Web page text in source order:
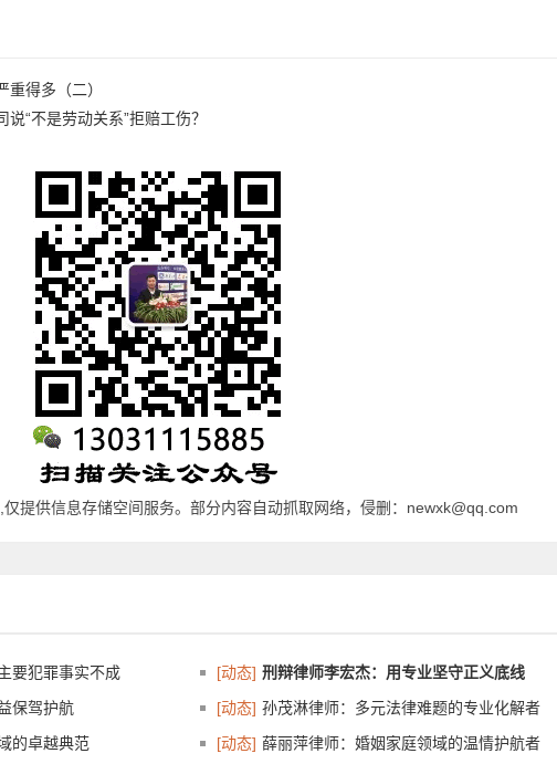
得多（二）
“不是劳动关系”拒赔工伤？
仅提供信息存储空间服务。部分内容自动抓取网络，侵删：newxk@qq.com
要犯罪事实不成 [动态] 刑辩律师李宏杰：用专业坚守正义底线
保驾护航 [动态] 孙茂淋律师：多元法律难题的专业化解者
的卓越典范 [动态] 薛丽萍律师：婚姻家庭领域的温情护航者